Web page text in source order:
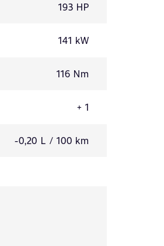
193 HP
141 kW
116 Nm
+ 1
-0,20 L / 100 km